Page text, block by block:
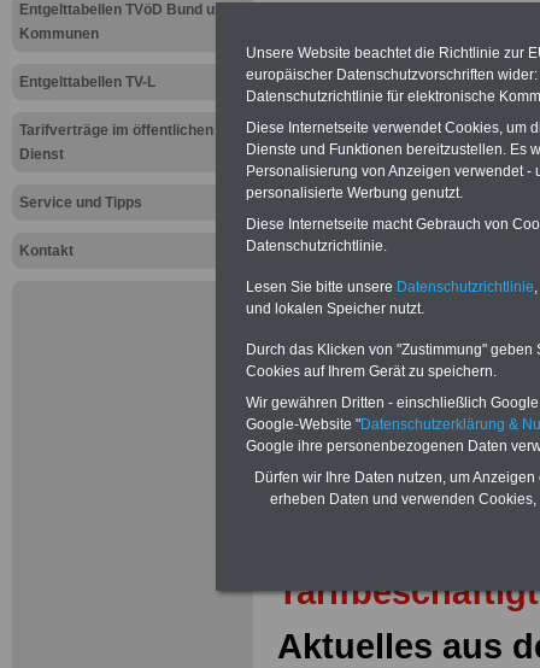
Entgelttabellen TVöD Bund und
Kommunen
Entgelttabellen TV-L
Tarifverträge im öffentlichen
Dienst
Service und Tipps
Kontakt
Starkes
Löhne! -
in Berlin;
Neu aufgelegt: Oktober
Aktuelles aus
Unsere Website beachtet die Richtlinie zur
europäischer Datenschutzvorschriften
Datenschutzrichtlinie für elektronische
Diese Internetseite verwendet Cookies, um
Dienste und Funktionen bereitzustellen. Es
Personalisierung von Anzeigen verwendet
personalisierte Werbung genutzt.
Diese Internetseite macht Gebrauch von
Datenschutzrichtlinie.
Lesen Sie bitte unsere Datenschutzrichtlinie
und lokalen Speicher nutzt.
Durch das Klicken von "Zustimmung"
Cookies auf Ihrem Gerät zu speichern.
Wir gewähren Dritten - einschließlich
Google-Website "Datenschutzerklärung &
Google ihre personenbezogenen Daten
Dürfen wir Ihre Daten nutzen, um
erheben Daten und verwenden